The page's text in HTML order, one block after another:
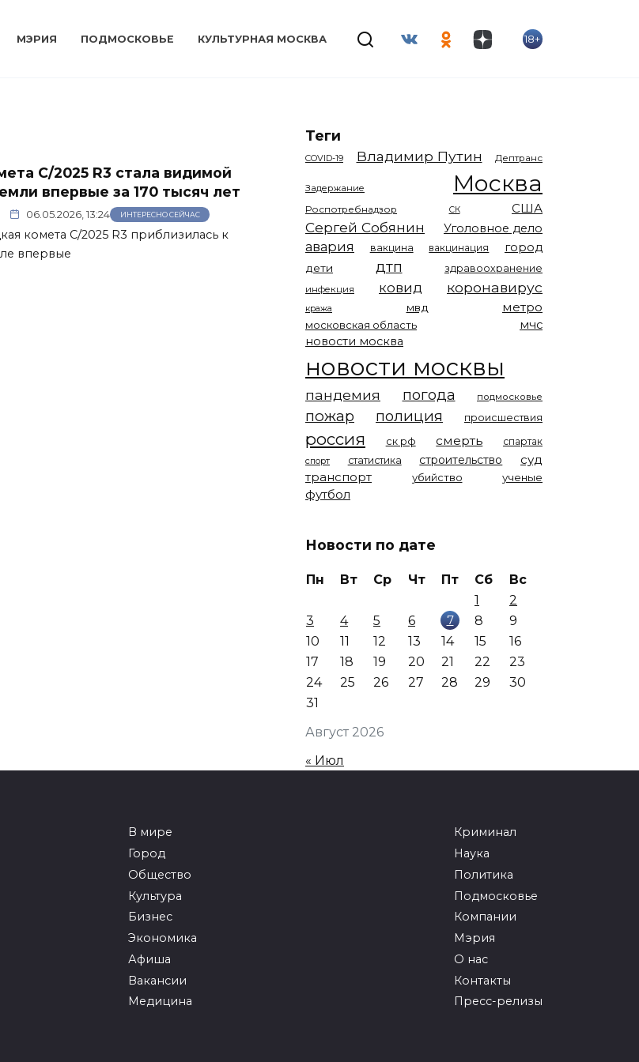
МЭРИЯ ПОДМОСКОВЬЕ КУЛЬТУРНАЯ МОСКВА 18+
C/2025 R3 стала видимой
впервые за 170 тысяч лет
06.05.2026, 13:24 ИНТЕРЕСНО СЕЙЧАС
комета C/2025 R3 приблизилась к
впервые
Теги
COVID-19 Владимир Путин Дептранс
Задержание Москва
Роспотребнадзор СК США
Сергей Собянин Уголовное дело
авария вакцина вакцинация город
дети дтп здравоохранение
инфекция ковид коронавирус
кража мвд метро
московская область
мчс
новости москва
новости москвы
пандемия погода подмосковье
пожар полиция происшествия
россия ск рф смерть спартак
спорт статистика строительство
суд
транспорт
убийство ученые
футбол
Новости по дате
Август 2026
Пн Вт Ср Чт Пт Сб
Вс
1
2
3
4 5 6 7 8
9
10
11 12 13 14 15
16
17
18 19 20 21 22
23
24
25 26 27 28 29
30
31
« Июл
В мире
Город
Общество
Культура
Бизнес
Экономика
Афиша
Вакансии
Медицина
Криминал
Наука
Политика
Подмосковье
Компании
Мэрия
О нас
Контакты
Пресс-релизы